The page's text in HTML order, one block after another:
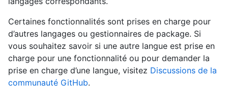
Certaines fonctionnalités sont prises en charge pour
d’autres langages ou gestionnaires de package. Si
vous souhaitez savoir si une autre langue est prise en
charge pour une fonctionnalité ou pour demander la
prise en charge d’une langue, visitez Discussions de la
communauté GitHub.